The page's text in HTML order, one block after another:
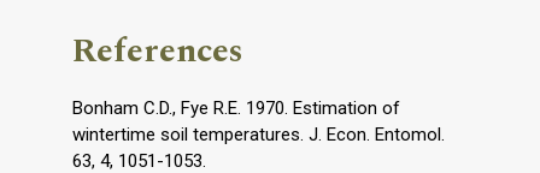
References
Bonham C.D., Fye R.E. 1970. Estimation of
wintertime soil temperatures. J. Econ. Entomol.
63, 4, 1051-1053.